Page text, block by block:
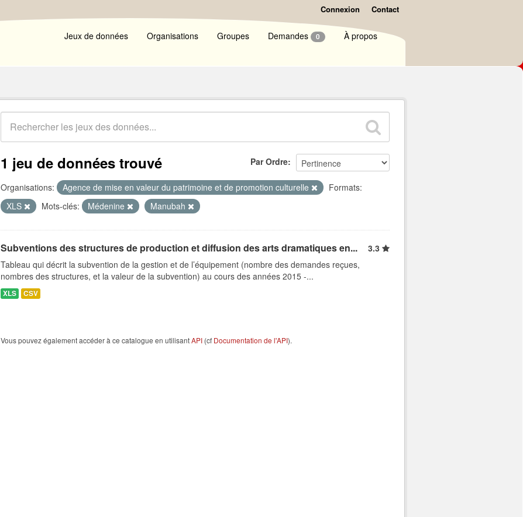
Connexion Contact
Jeux de données Organisations Groupes Demandes 0 À propos
Par Ordre
1 jeu de données trouvé
Organisations: Agence de mise en valeur du patrimoine et de promotion culturelle
Formats:
XLS
Mots-clés: Médenine Manubah
Subventions des structures de production et diffusion des arts dramatiques en...
3.3
Tableau qui décrit la subvention de la gestion et de l’équipement (nombre des demandes reçues,
nombres des structures, et la valeur de la subvention) au cours des années 2015 -...
XLS CSV
Vous pouvez également accéder à ce catalogue en utilisantAPI (cf Documentation de l'API).